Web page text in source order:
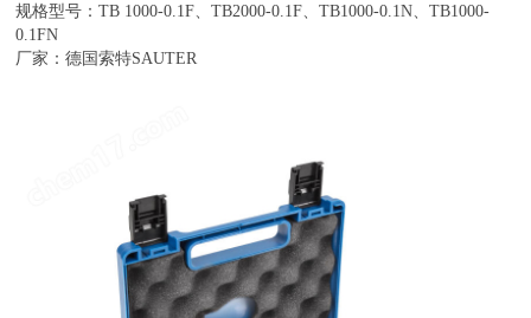
规格型号：TB 1000-0.1F、TB2000-0.1F、TB1000-0.1N、TB1000-
0.1FN
厂家：德国索特SAUTER